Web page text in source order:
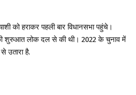
को हराकर पहली बार विधानसभा पहुंचे।
शुरुआत लोक दल से की थी। 2022 के चुनाव में
उतारा है.